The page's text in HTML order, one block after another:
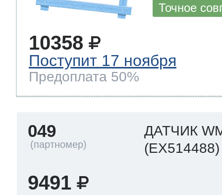
Точное
10358
Поступит 17 ноября
Предоплата 50%
049
ДАТЧИК
(EX514488)
9491